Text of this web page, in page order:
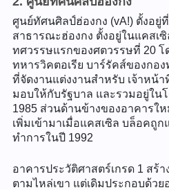
ศูนย์ทัศนศิลป์ฮ่องกง (vA!) ตั้งอยู่
สาธารณะฮ่องกง ตั้งอยู่ในแคสเ
ทศวรรษแรกของศตวรรษที่ 20
ทหารวิคตอเรีย บาร์รัคส์ของกอ
ที่จัดงานแต่งงานสำหรับ เจ้าหน้
มอบให้กับรัฐบาล และรวมอยู่ใน
1985 ส่วนด้านข้างของอาคารใ
เพิ่มเข้ามาเมื่อแคสเซิล บล็อคถูก
ทำการในปี 1992
อาคารประวัติศาสตร์เกรด 1 สร้
ตามไหล่เขา แต่เดิมประกอบด้ว